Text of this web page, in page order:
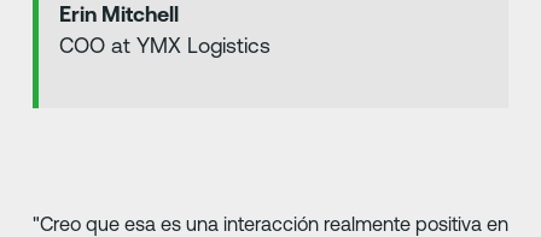
Erin Mitchell
COO at YMX Logistics
"Creo que esa es una interacción realmente positiva en